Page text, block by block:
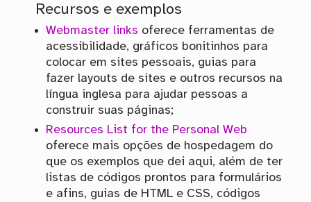
Recursos e exemplos
Webmaster links oferece ferramentas de
acessibilidade, gráficos bonitinhos para
colocar em sites pessoais, guias para
fazer layouts de sites e outros recursos na
língua inglesa para ajudar pessoas a
construir suas páginas;
Resources List for the Personal Web
oferece mais opções de hospedagem do
que os exemplos que dei aqui, além de ter
listas de códigos prontos para formulários
e afins, guias de HTML e CSS, códigos